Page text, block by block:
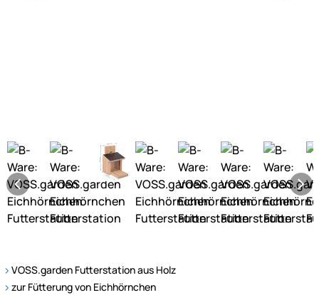
VOSS.garden Futterstation aus Holz
zur Fütterung von Eichhörnchen